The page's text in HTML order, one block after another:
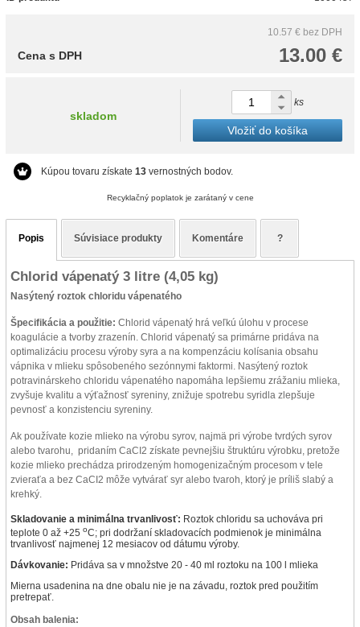
10.57 € bez DPH
13.00 €
Cena s DPH
skladom
ks
Vložiť do košíka
Kúpou tovaru získate 13 vernostných bodov.
Recyklačný poplatok je zarátaný v cene
Popis Súvisiace produkty Komentáre ?
Chlorid vápenatý 3 litre (4,05 kg)
Nasýtený roztok chloridu vápenatého
Špecifikácia a použitie: Chlorid vápenatý hrá veľkú úlohu v procese
koagulácie a tvorby zrazenín. Chlorid vápenatý sa primárne pridáva na
optimalizáciu procesu výroby syra a na kompenzáciu kolísania obsahu
vápnika v mlieku spôsobeného sezónnymi faktormi. Nasýtený roztok
potravinárskeho chloridu vápenatého napomáha lepšiemu zrážaniu mlieka,
zvyšuje kvalitu a výťažnosť syreniny, znižuje spotrebu syridla zlepšuje
pevnosť a konzistenciu syreniny.
Ak používate kozie mlieko na výrobu syrov, najmä pri výrobe tvrdých syrov
alebo tvarohu, pridaním CaCI2 získate pevnejšiu štruktúru výrobku, pretože
kozie mlieko prechádza prirodzeným homogenizačným procesom v tele
zvieraťa a bez CaCI2 môže vytvárať syr alebo tvaroh, ktorý je príliš slabý a
krehký.
Skladovanie a minimálna trvanlivosť: Roztok chloridu sa uchováva pri
teplote 0 až +25 oC; pri dodržaní skladovacích podmienok je minimálna
trvanlivosť najmenej 12 mesiacov od dátumu výroby.
Dávkovanie: Pridáva sa v množstve 20 - 40 ml roztoku na 100 l mlieka
Mierna usadenina na dne obalu nie je na závadu, roztok pred použitím
pretrepať.
Obsah balenia: